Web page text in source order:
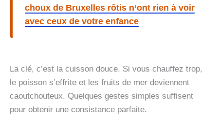
choux de Bruxelles rôtis n’ont rien à voir
avec ceux de votre enfance
La clé, c’est la cuisson douce. Si vous chauffez trop,
le poisson s’effrite et les fruits de mer deviennent
caoutchouteux. Quelques gestes simples suffisent
pour obtenir une consistance parfaite.